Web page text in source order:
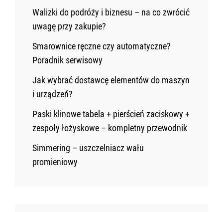
Walizki do podróży i biznesu – na co zwrócić
uwagę przy zakupie?
Smarownice ręczne czy automatyczne?
Poradnik serwisowy
Jak wybrać dostawcę elementów do maszyn
i urządzeń?
Paski klinowe tabela + pierścień zaciskowy +
zespoły łożyskowe – kompletny przewodnik
Simmering – uszczelniacz wału
promieniowy